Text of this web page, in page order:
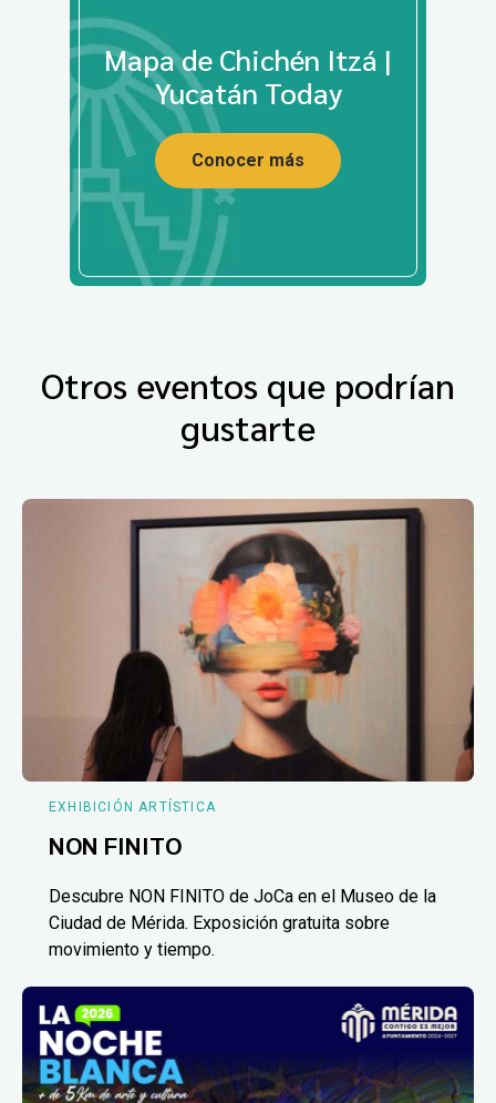
Mapa de Chichén Itzá |
Yucatán Today
Conocer más
Otros eventos que podrían
gustarte
EXHIBICIÓN ARTÍSTICA
NON FINITO
Descubre NON FINITO de JoCa en el Museo de la
Ciudad de Mérida. Exposición gratuita sobre
movimiento y tiempo.